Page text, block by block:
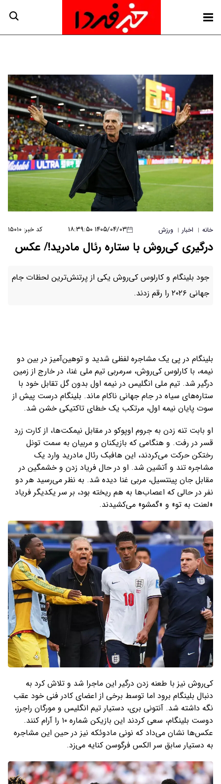
خانه | اخبار | ورزش ۱۴۰۵/۰۴/۰۳ ۱۸:۳۹:۵۰ کد خبر: ۱۵۰۱۰
درگیری کی‌روش با ستاره رئال مادرید!/ عکس
جود بلینگام و کارلوس کی‌روش یکی از پرتنش‌ترین لحظات جام
جهانی ۲۰۲۶ را رقم زدند.
بلینگام در پی یک مشاجره لفظی شدید و توهین‌آمیز در بین دو
نیمه، با کارلوس کی‌روش، سرمربی تیم ملی غنا، در خارج از زمین
درگیر شد. تیم ملی انگلیس در نیمه اول بدون گل تقابل خود با
ستاره‌های سیاه در جام جهانی ناکام ماند. بلینگام درست پیش از
سوت پایان نیمه اول، مرتکب یک خطای تاکتیکی خشن شد.
او بابت تنه زدن به جروم اوپوکو در مقابل نیمکت‌ها، از کارت زرد
قسر در رفت. و هنگامی که بازیکنان و مربیان به سمت تونل
رختکن حرکت می‌کردند، این هافبک رئال مادرید وارد یک
مشاجره تند و آتشین شد. او در حال فریاد زدن و خشمگین در
مقابل جان پینتسیل، مربی غنا دیده شد. به نظر می‌رسید هر دو
نفر در حالی که اعصاب‌ها به هم ریخته بود، بر سر یکدیگر فریاد
«لعنت به تو» و «گمشو» می‌کشیدند.
کی‌روش نیز با طعنه زدن درگیر این ماجرا شد و تلاش کرد به
دنبال بلینگام برود اما توسط برخی از اعضای کادر فنی خود عقب
نگه داشته شد. آنتونی بری، دستیار تیم انگلیس و مورگان راجرز،
دوست بلینگام، سعی کردند این بازیکن شماره ۱۰ را آرام کنند.
عکس‌ها نشان می‌داد که نونی مادوئکه نیز در حین این مشاجره
به دستیار سابق سر الکس فرگوسن کنایه می‌زد.